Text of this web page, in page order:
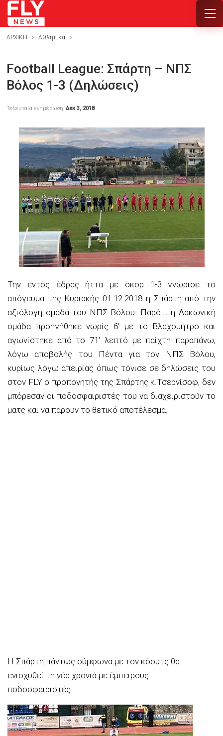
ΑΡΧΙΚΗ Αθλητικά
Football League: Σπάρτη – ΝΠΣ
Βόλος 1-3 (Δηλώσεις)
Τελευταία ενημέρωση Δεκ 3, 2018
Την εντός έδρας ήττα με σκορ 1-3 γνώρισε το
απόγευμα της Κυριακής 01.12.2018 η Σπάρτη από την
αξιόλογη ομάδα του ΝΠΣ Βόλου. Παρότι η Λακωνική
ομάδα προηγήθηκε νωρίς 6′ με το Βλαχομήτρο και
αγωνίστηκε από το 71′ λεπτό με παίχτη παραπάνω,
λόγω αποβολής του Πέντα για τον ΝΠΣ Βόλου,
κυρίως λόγω απειρίας όπως τόνισε σε δηλώσεις του
στον FLY ο προπονητής της Σπάρτης κ.Τσερνίσοφ, δεν
μπόρεσαν οι ποδοσφαιριστές του να διαχειριστούν το
ματς και να πάρουν το θετικό αποτέλεσμα.
Η Σπάρτη πάντως σύμφωνα με τον κόουτς θα
ενισχυθεί τη νέα χρονιά με έμπειρους
ποδοσφαιριστές.